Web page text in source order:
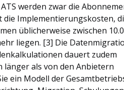
werden zwar die
die Implementierungskosten,
üblicherweise zwischen
liegen. [3] Die
dauert zudem
länger als von den Anbietern
ein Modell der